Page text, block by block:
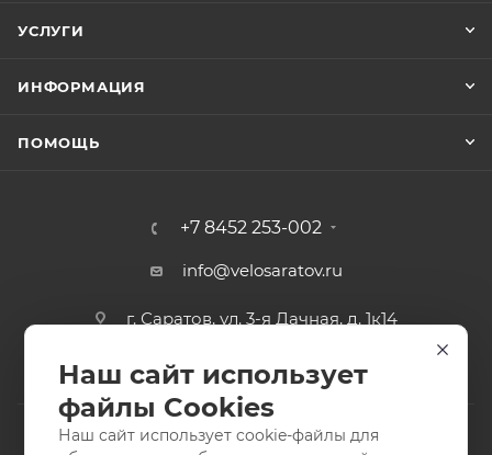
УСЛУГИ
ИНФОРМАЦИЯ
ПОМОЩЬ
+7 8452 253-002
info@velosaratov.ru
г. Саратов, ул. 3-я Дачная, д. 1к14
Наш сайт использует
файлы Cookies
Наш сайт использует cookie-файлы для